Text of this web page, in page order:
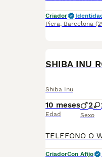
Criador
Piera, Barcelona
SHIBA INU
Shiba Inu
10 meses
Edad
2
Sexo
CriadorCon Afijo